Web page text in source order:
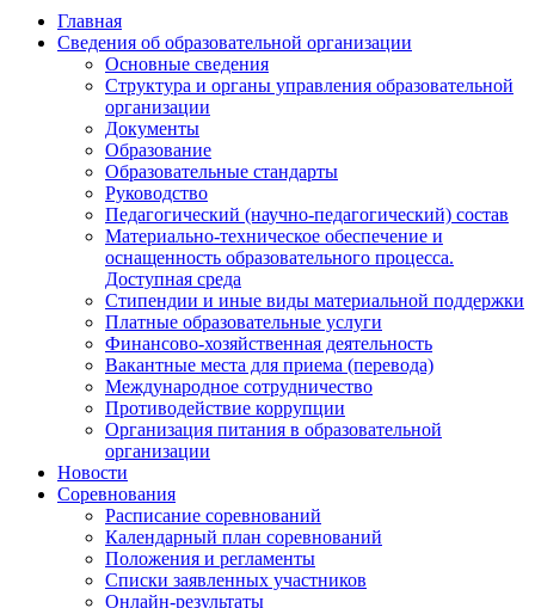
Главная
Сведения об образовательной организации
Основные сведения
Структура и органы управления образовательной
организации
Документы
Образование
Образовательные стандарты
Руководство
Педагогический (научно-педагогический) состав
Материально-техническое обеспечение и
оснащенность образовательного процесса.
Доступная среда
Стипендии и иные виды материальной поддержки
Платные образовательные услуги
Финансово-хозяйственная деятельность
Вакантные места для приема (перевода)
Международное сотрудничество
Противодействие коррупции
Организация питания в образовательной
организации
Новости
Соревнования
Расписание соревнований
Календарный план соревнований
Положения и регламенты
Списки заявленных участников
Онлайн-результаты